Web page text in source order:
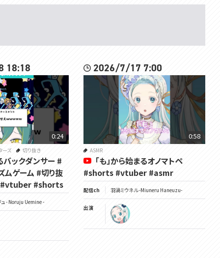
※活動に使わせていただくことがあります
ファンネーム：うずまき
ファンマーク：🌀(サイクロンの絵文字)
✉️https://voms.net/contact/mailform/
所属：個人Vtuberグループ VOMSProject
チャンネル：https://www.youtube.com/channel/UCdMpGhtL9oK8EYolTt
8v4uQ/featured
Twitter：https://twitter.com/VOMS_Project
HP：https://voms.net/
18:18
0:24
ーズ 切り抜き
バックダンサー #
ムゲーム #切り抜
#vtuber #shorts
ュ - Noruju Uemine -
2026/7/17 7:00
0:58
ASMR
「も」から始まるオノマトペ
#shorts #vtuber #asmr
配信ch 羽渦ミウネル -Miuneru Haneuzu-
出演